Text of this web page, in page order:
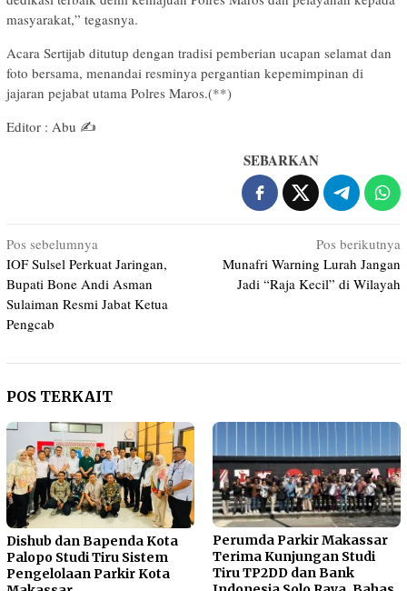
masyarakat,” tegasnya.
​Acara Sertijab ditutup dengan tradisi pemberian ucapan selamat dan
foto bersama, menandai resminya pergantian kepemimpinan di
jajaran pejabat utama Polres Maros.(**)
Editor : Abu ✍️
SEBARKAN
Navigasi
pos
Pos sebelumnya
IOF Sulsel Perkuat Jaringan,
Bupati Bone Andi Asman
Sulaiman Resmi Jabat Ketua
Pengcab
Pos berikutnya
Munafri Warning Lurah Jangan
Jadi “Raja Kecil” di Wilayah
POS TERKAIT
Dishub dan Bapenda Kota
Palopo Studi Tiru Sistem
Pengelolaan Parkir Kota
Perumda Parkir Makassar
Terima Kunjungan Studi
Tiru TP2DD dan Bank